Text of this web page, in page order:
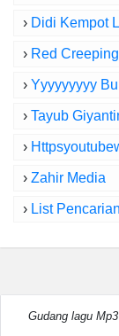
› Didi Kempot
› Red
› Yyyyyyyyy Bu
› Tayub
›
› Zahir Media
› List
Gudang lagu